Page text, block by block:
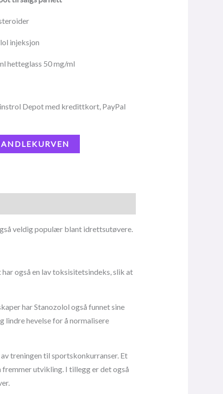
injeksjon
hetteglass 50 mg/ml
Depot med kredittkort, PayPal
veldig populær blant idrettsutøvere.
også en lav toksisitetsindeks, slik at
har Stanozolol også funnet sine
lindre hevelse for å normalisere
treningen til sportskonkurranser. Et
utvikling. I tillegg er det også